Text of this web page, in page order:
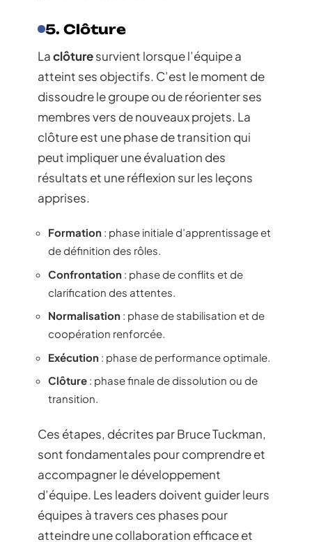
5. Clôture
Laclôturesurvient lorsque l’équipe a
atteint ses objectifs. C’est le moment de
dissoudre le groupe ou de réorienter ses
membres vers de nouveaux projets. La
clôture est une phase de transition qui
peut impliquer une évaluation des
résultats et une réflexion sur les leçons
apprises.
Formation : phase initiale d’apprentissage et
de définition des rôles.
Confrontation : phase de conflits et de
clarification des attentes.
Normalisation : phase de stabilisation et de
coopération renforcée.
Exécution : phase de performance optimale.
Clôture : phase finale de dissolution ou de
transition.
Ces étapes, décrites par Bruce Tuckman,
sont fondamentales pour comprendre et
accompagner le développement
d’équipe. Les leaders doivent guider leurs
équipes à travers ces phases pour
atteindre une collaboration efficace et